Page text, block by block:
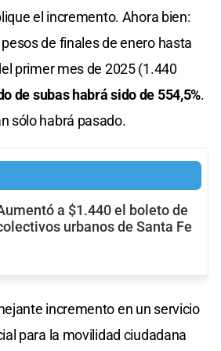
el incremento. Ahora bien:
de finales de enero hasta
primer mes de 2025 (1.440
de subas habrá sido de 554,5%.
sólo habrá pasado.
a $1.440 el boleto de
urbanos de Santa Fe
incremento en un servicio
para la movilidad ciudadana